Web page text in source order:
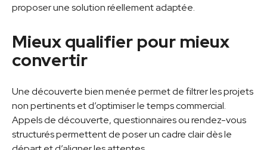
proposer une solution réellement adaptée.
Mieux qualifier pour mieux
convertir
Une découverte bien menée permet de filtrer les projets
non pertinents et d’optimiser le temps commercial.
Appels de découverte, questionnaires ou rendez-vous
structurés permettent de poser un cadre clair dès le